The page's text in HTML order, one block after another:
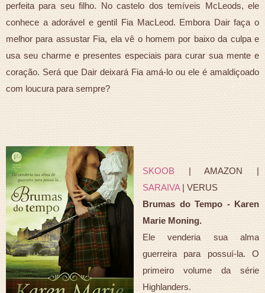
perfeita para seu filho. No castelo dos temíveis McLeods, ele
conhece a adorável e gentil Fia MacLeod. Embora Dair faça o
melhor para assustar Fia, ela vê o homem por baixo da culpa e
usa seu charme e presentes especiais para curar sua mente e
coração. Será que Dair deixará Fia amá-lo ou ele é amaldiçoado
com loucura para sempre?
SKOOB| AMAZON |
SARAIVA| VERUS
Brumas do Tempo - Karen
Marie Moning.
Ele venderia sua alma
guerreira para possuí-la. O
primeiro volume da série
Highlanders.